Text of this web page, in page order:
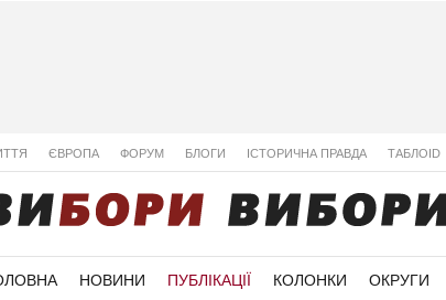
ЄВРОПА ФОРУМ БЛОГИ ІСТОРИЧНА ПРАВДА ТАБЛОID
НОВИНИ ПУБЛІКАЦІЇ КОЛОНКИ ОКРУГИ